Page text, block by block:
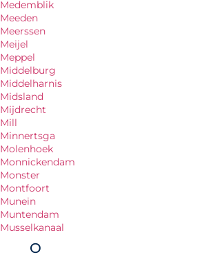
Medemblik
Meeden
Meerssen
Meijel
Meppel
Middelburg
Middelharnis
Midsland
Mijdrecht
Mill
Minnertsga
Molenhoek
Monnickendam
Monster
Montfoort
Munein
Muntendam
Musselkanaal
O